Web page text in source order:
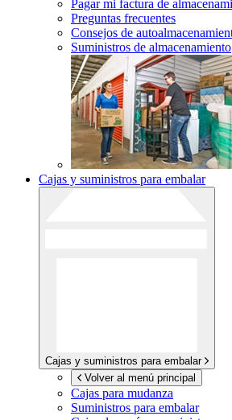
Pagar mi factura de
Preguntas frecuentes
Consejos de
Suministros de almacenamiento
Cajas y suministros para embalar
Cajas y suministros para embalar
Volver al menú principal
Cajas para mudanza
Suministros para embalar